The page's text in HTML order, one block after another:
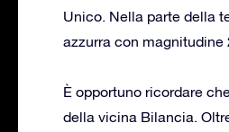
Unico. Nella parte della
azzurra con magnitudine
È opportuno ricordare
della vicina Bilancia.